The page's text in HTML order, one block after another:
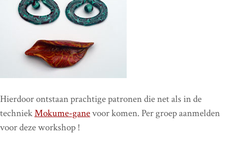
Hierdoor ontstaan prachtige patronen die net als in de
techniekMokume-ganevoor komen. Per groep aanmelden
voor deze workshop !